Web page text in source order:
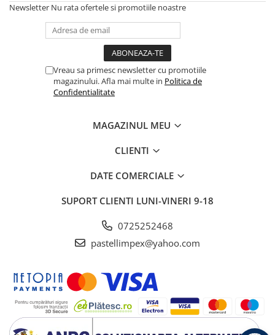
Newsletter Nu rata ofertele si promotiile noastre
Vreau sa primesc newsletter cu promotiile
magazinului. Afla mai multe in Politica de
Confidentialitate
MAGAZINUL MEU
CLIENTI
DATE COMERCIALE
SUPORT CLIENTI LUNI-VINERI 9-18
0725252468
pastellimpex@yahoo.com